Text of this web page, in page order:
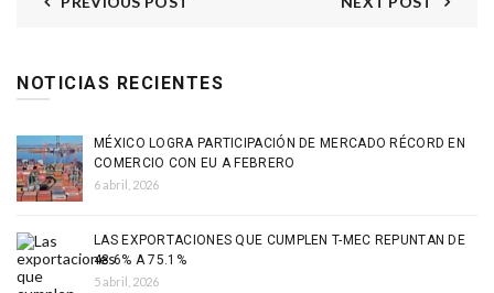
NOTICIAS RECIENTES
MÉXICO LOGRA PARTICIPACIÓN DE MERCADO RÉCORD EN
COMERCIO CON EU A FEBRERO
6 abril, 2026
LAS EXPORTACIONES QUE CUMPLEN T-MEC REPUNTAN DE
48.6% A 75.1%
5 abril, 2026